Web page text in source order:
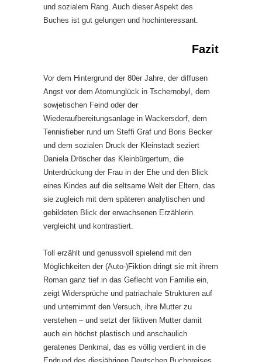
und sozialem Rang. Auch dieser Aspekt des
Buches ist gut gelungen und hochinteressant.
Fazit
Vor dem Hintergrund der 80er Jahre, der diffusen
Angst vor dem Atomunglück in Tschernobyl, dem
sowjetischen Feind oder der
Wiederaufbereitungsanlage in Wackersdorf, dem
Tennisfieber rund um Steffi Graf und Boris Becker
und dem sozialen Druck der Kleinstadt seziert
Daniela Dröscher das Kleinbürgertum, die
Unterdrückung der Frau in der Ehe und den Blick
eines Kindes auf die seltsame Welt der Eltern, das
sie zugleich mit dem späteren analytischen und
gebildeten Blick der erwachsenen Erzählerin
vergleicht und kontrastiert.
Toll erzählt und genussvoll spielend mit den
Möglichkeiten der (Auto-)Fiktion dringt sie mit ihrem
Roman ganz tief in das Geflecht von Familie ein,
zeigt Widersprüche und patriachale Strukturen auf
und unternimmt den Versuch, ihre Mutter zu
verstehen – und setzt der fiktiven Mutter damit
auch ein höchst plastisch und anschaulich
geratenes Denkmal, das es völlig verdient in die